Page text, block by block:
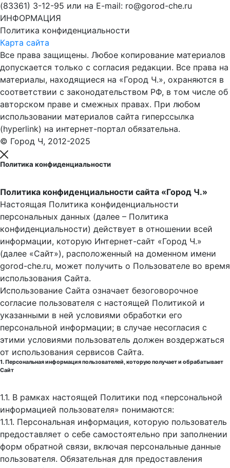
(83361) 3-12-95 или на E-mail: ro@gorod-che.ru
ИНФОРМАЦИЯ
Политика конфиденциальности
Карта сайта
Все права защищены. Любое копирование материалов
допускается только с согласия редакции. Все права на
материалы, находящиеся на «Город Ч.», охраняются в
соответствии с законодательством РФ, в том числе об
авторском праве и смежных правах. При любом
использовании материалов сайта гиперссылка
(hyperlink) на интернет-портал обязательна.
© Город Ч, 2012-2025
Политика конфиденциальности
Политика конфиденциальности сайта «Город Ч.»
Настоящая Политика конфиденциальности
персональных данных (далее – Политика
конфиденциальности) действует в отношении всей
информации, которую Интернет-сайт «Город Ч.»
(далее «Сайт»), расположенный на доменном имени
gorod-che.ru, может получить о Пользователе во время
использования Cайта.
Использование Сайта означает безоговорочное
согласие пользователя с настоящей Политикой и
указанными в ней условиями обработки его
персональной информации; в случае несогласия с
этими условиями пользователь должен воздержаться
от использования сервисов Сайта.
1. Персональная информация пользователей, которую получает и обрабатывает
Сайт
1.1. В рамках настоящей Политики под «персональной
информацией пользователя» понимаются:
1.1.1. Персональная информация, которую пользователь
предоставляет о себе самостоятельно при заполнении
форм обратной связи, включая персональные данные
пользователя. Обязательная для предоставления